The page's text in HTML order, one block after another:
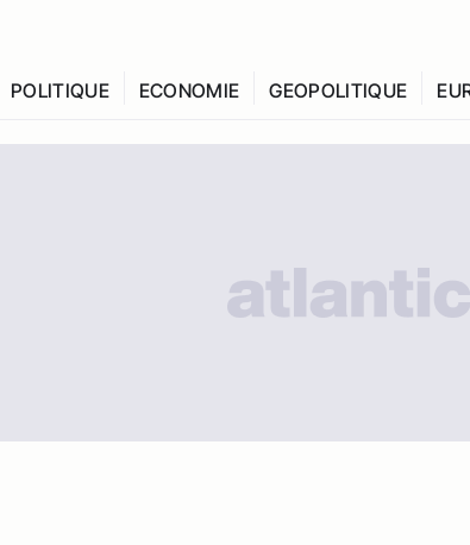
POLITIQUE ECONOMIE GEOPOLITIQUE